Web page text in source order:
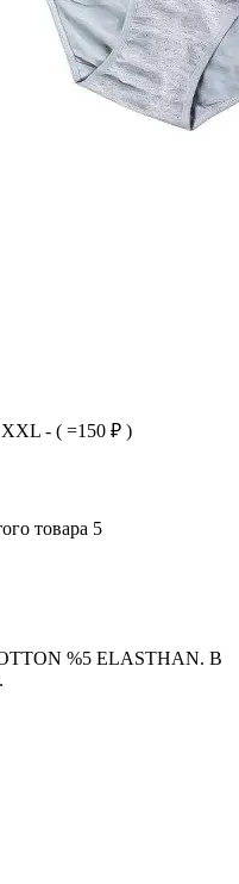
XXL - ( =150 ₽ )
товара 5
%5 ELASTHAN. В